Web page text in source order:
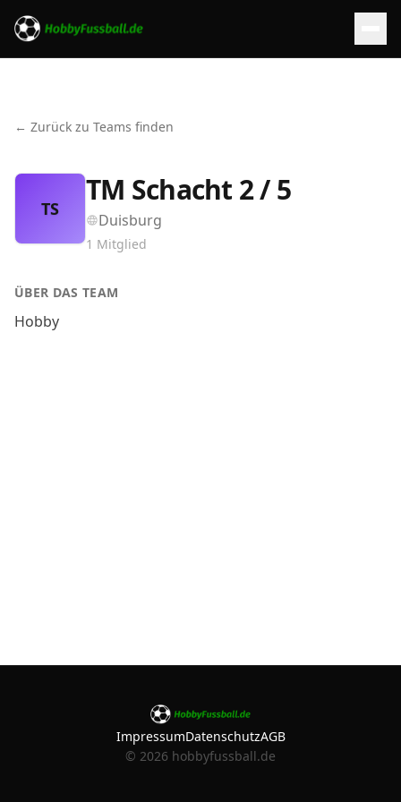
← Zurück zu Teams finden
TS
TM Schacht 2 / 5
Duisburg
1 Mitglied
ÜBER DAS TEAM
Hobby
ImpressumDatenschutzAGB
© 2026 hobbyfussball.de